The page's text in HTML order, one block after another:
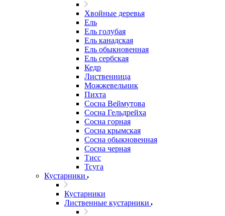
Хвойные деревья
Ель
Ель голубая
Ель канадская
Ель обыкновенная
Ель сербская
Кедр
Лиственница
Можжевельник
Пихта
Сосна Веймутова
Сосна Гельдрейха
Сосна горная
Сосна крымская
Сосна обыкновенная
Сосна черная
Тисс
Тсуга
Кустарники
Кустарники
Лиственные кустарники